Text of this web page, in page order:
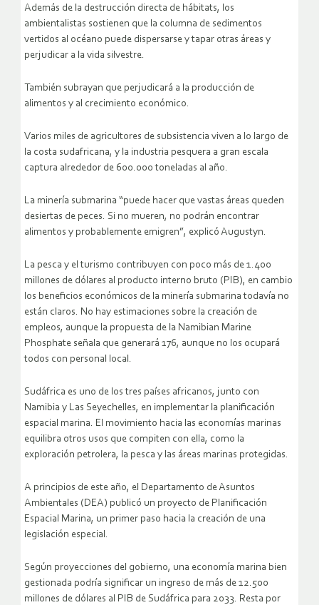
Además de la destrucción directa de hábitats, los
ambientalistas sostienen que la columna de sedimentos
vertidos al océano puede dispersarse y tapar otras áreas y
perjudicar a la vida silvestre.
También subrayan que perjudicará a la producción de
alimentos y al crecimiento económico.
Varios miles de agricultores de subsistencia viven a lo largo de
la costa sudafricana, y la industria pesquera a gran escala
captura alrededor de 600.000 toneladas al año.
La minería submarina “puede hacer que vastas áreas queden
desiertas de peces. Si no mueren, no podrán encontrar
alimentos y probablemente emigren”, explicó Augustyn.
La pesca y el turismo contribuyen con poco más de 1.400
millones de dólares al producto interno bruto (PIB), en cambio
los beneficios económicos de la minería submarina todavía no
están claros. No hay estimaciones sobre la creación de
empleos, aunque la propuesta de la Namibian Marine
Phosphate señala que generará 176, aunque no los ocupará
todos con personal local.
Sudáfrica es uno de los tres países africanos, junto con
Namibia y Las Seyechelles, en implementar la planificación
espacial marina. El movimiento hacia las economías marinas
equilibra otros usos que compiten con ella, como la
exploración petrolera, la pesca y las áreas marinas protegidas.
A principios de este año, el Departamento de Asuntos
Ambientales (DEA) publicó un proyecto de Planificación
Espacial Marina, un primer paso hacia la creación de una
legislación especial.
Según proyecciones del gobierno, una economía marina bien
gestionada podría significar un ingreso de más de 12.500
millones de dólares al PIB de Sudáfrica para 2033. Resta por